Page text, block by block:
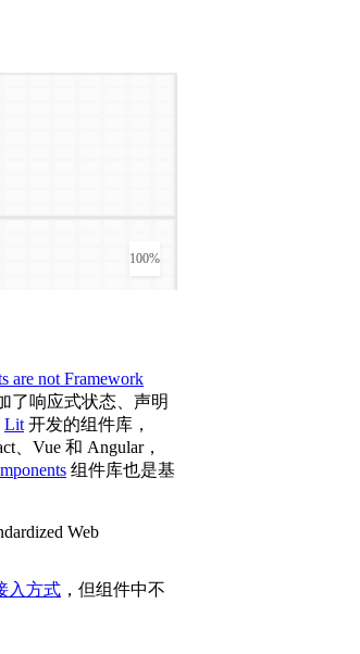
are not Framework
了响应式状态、声明
Lit 开发的组件库，
Vue 和 Angular，
组件库也是基
Web
入方式 ，但组件中不